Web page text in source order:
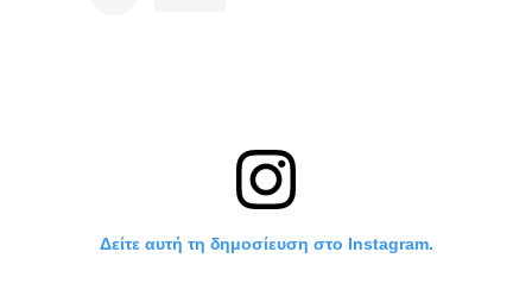
Δείτε αυτή τη δημοσίευση στο Instagram.